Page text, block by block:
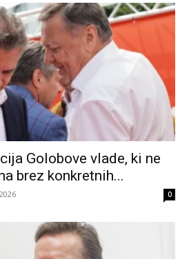
Golobove vlade, ki ne
brez konkretnih...
0